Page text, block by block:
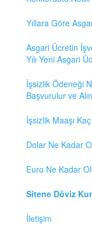
Yıllara Göre
Asgari Ücretin
Yılı Yeni Asgari
İşsizlik Ödeneği
Başvurulur ve
İşsizlik Maaşı
Dolar Ne Kadar
Euro Ne Kadar
Sitene Döviz
İletişim